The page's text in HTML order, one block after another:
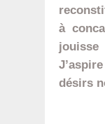
à
désirs